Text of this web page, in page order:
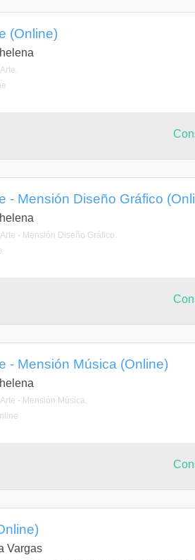
(Online)
- Mensión Diseño Gráfico
- Mensión Diseño Gráfico.
- Mensión Música (Online)
- Mensión Música.
Vargas